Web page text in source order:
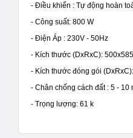
- Điều khiển : Tự động hoàn
- Công suất: 800 W
- Điện Áp : 230V - 50Hz
- Kích thước (DxRxC):
- Kích thước đóng gói
- Chân chống cách đất : 5 - 10
- Trọng lượng: 61 k